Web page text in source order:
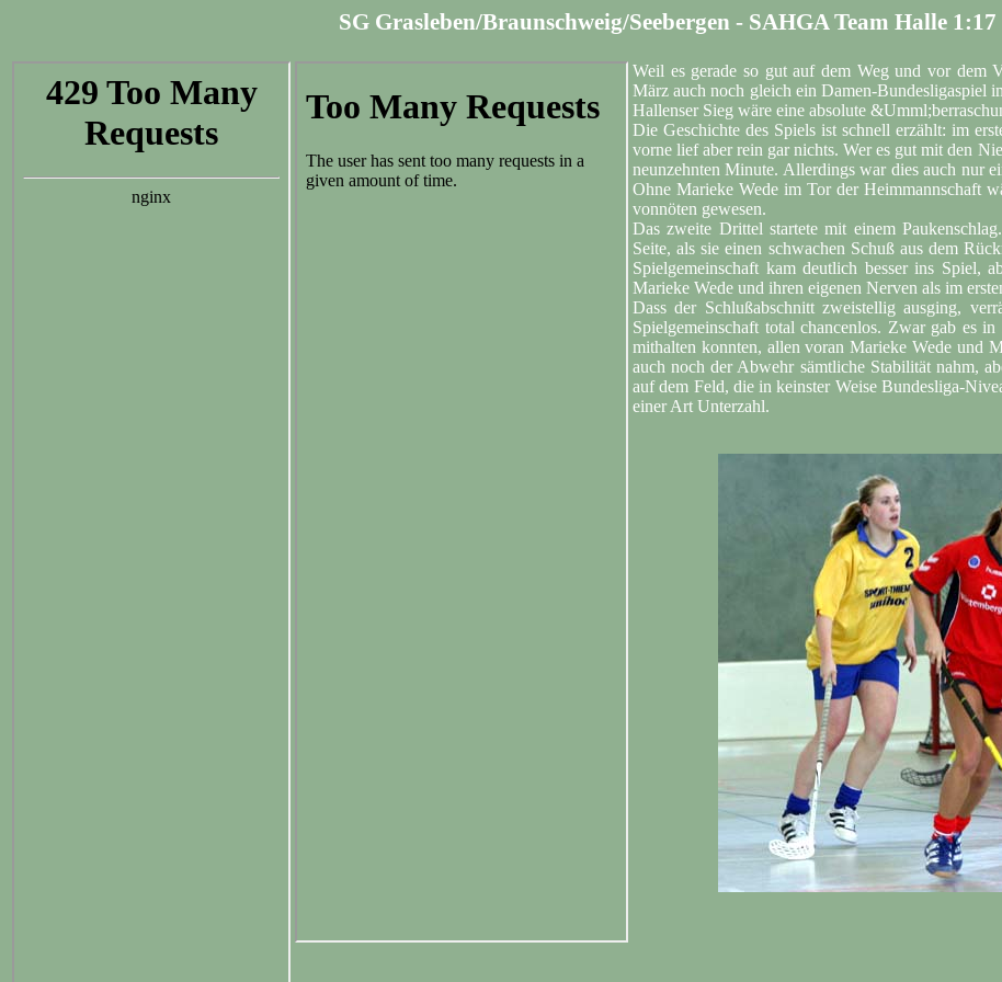
SG Grasleben/Braunschweig/Seebergen - SAHGA Team Halle
Weil es gerade so gut auf dem Weg und vor dem
März auch noch gleich ein Damen-Bundesligaspiel
Hallenser Sieg wäre eine absolute
Die Geschichte des Spiels ist schnell erzählt: im
vorne lief aber rein gar nichts. Wer es gut mit den
neunzehnten Minute. Allerdings war dies auch nur
Ohne Marieke Wede im Tor der Heimmannschaft
vonnöten gewesen.
Das zweite Drittel startete mit einem
Seite, als sie einen schwachen Schuß aus dem
Spielgemeinschaft kam deutlich besser ins Spiel,
Marieke Wede und ihren eigenen Nerven als im
Dass der Schlußabschnitt zweistellig ausging,
Spielgemeinschaft total chancenlos. Zwar gab es
mithalten konnten, allen voran Marieke Wede und
auch noch der Abwehr sämtliche Stabilität nahm,
auf dem Feld, die in keinster Weise Bundesliga-
einer Art Unterzahl.